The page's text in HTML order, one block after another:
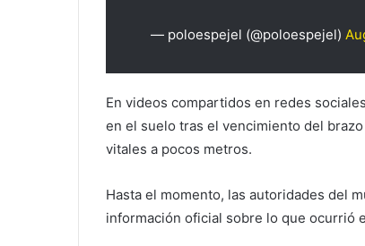
— poloespejel (@poloespejel)
En videos compartidos en redes
en el suelo tras el vencimiento del
vitales a pocos metros.
Hasta el momento, las autoridades del
información oficial sobre lo que ocurrió